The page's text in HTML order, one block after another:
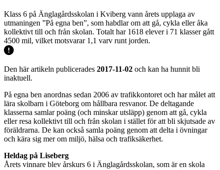
Klass 6 på Änglagårdsskolan i Kviberg vann årets upplaga av
utmaningen ”På egna ben”, som habdlar om att gå, cykla eller åka
kollektivt till och från skolan. Totalt har 1618 elever i 71 klasser gått
4500 mil, vilket motsvarar 1,1 varv runt jorden.
Den här artikeln publicerades 2017-11-02 och kan ha hunnit bli
inaktuell.
På egna ben anordnas sedan 2006 av trafikkontoret och har målet att
lära skolbarn i Göteborg om hållbara resvanor. De deltagande
klasserna samlar poäng (och minskar utsläpp) genom att gå, cykla
eller resa kollektivt till och från skolan i stället för att bli skjutsade av
föräldrarna. De kan också samla poäng genom att delta i övningar
och kära sig mer om miljö, hälsa och trafiksäkerhet.
Heldag på Liseberg
Årets vinnare blev årskurs 6 i Änglagårdsskolan, som är en skola